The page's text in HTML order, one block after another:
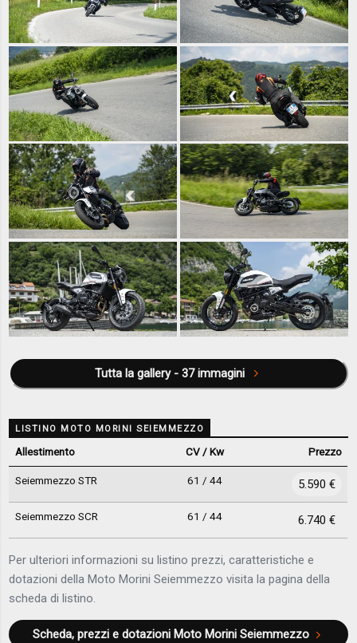
Tutta la gallery - 37 immagini
LISTINO MOTO MORINI SEIEMMEZZO
Allestimento CV / Kw Prezzo
Seiemmezzo STR 61 / 44 5.590 €
Seiemmezzo SCR 61 / 44 6.740 €
Per ulteriori informazioni su listino prezzi, caratteristiche e
dotazioni della Moto Morini Seiemmezzo visita la pagina della
scheda di listino.
Scheda, prezzi e dotazioni Moto Morini Seiemmezzo